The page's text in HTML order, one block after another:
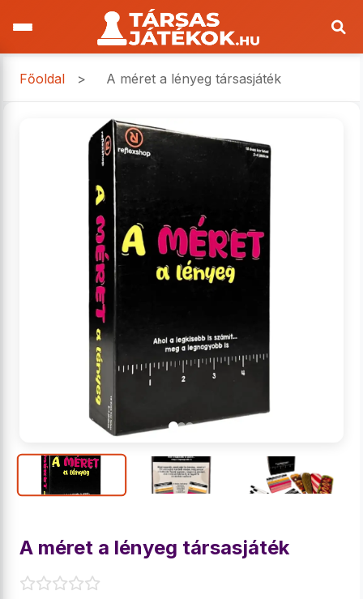
Főoldal > A méret a lényeg társasjáték
A méret a lényeg társasjáték